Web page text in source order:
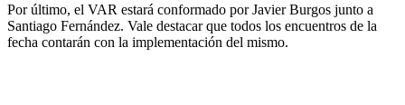
Por último, el VAR estará conformado por Javier Burgos junto a
Santiago Fernández. Vale destacar que todos los encuentros de la
fecha contarán con la implementación del mismo.